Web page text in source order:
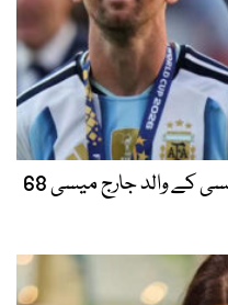
عالمی شہرت یافتہ فٹبالر لیونل میسی کے والد جارج میسی 68